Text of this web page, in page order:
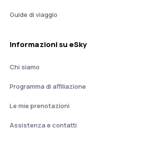
Guide di viaggio
Informazioni su eSky
Chi siamo
Programma di affiliazione
Le mie prenotazioni
Assistenza e contatti